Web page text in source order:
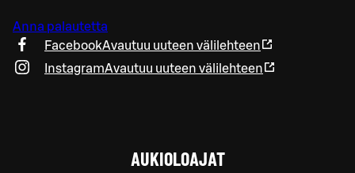
Anna palautetta
FacebookAvautuu uuteen välilehteen
InstagramAvautuu uuteen välilehteen
AUKIOLOAJAT